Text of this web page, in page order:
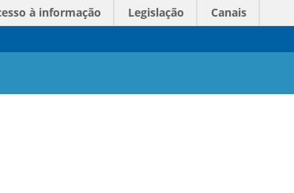
à informação Legislação
Canais